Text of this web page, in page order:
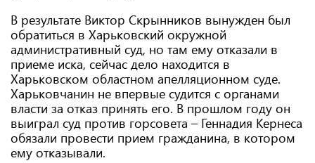
В результате Виктор Скрынников вынужден был
обратиться в Харьковский окружной
административный суд, но там ему отказали в
приеме иска, сейчас дело находится в
Харьковском областном апелляционном суде.
Харьковчанин не впервые судится с органами
власти за отказ принять его. В прошлом году он
выиграл суд против горсовета – Геннадия Кернеса
обязали провести прием гражданина, в котором
ему отказывали.